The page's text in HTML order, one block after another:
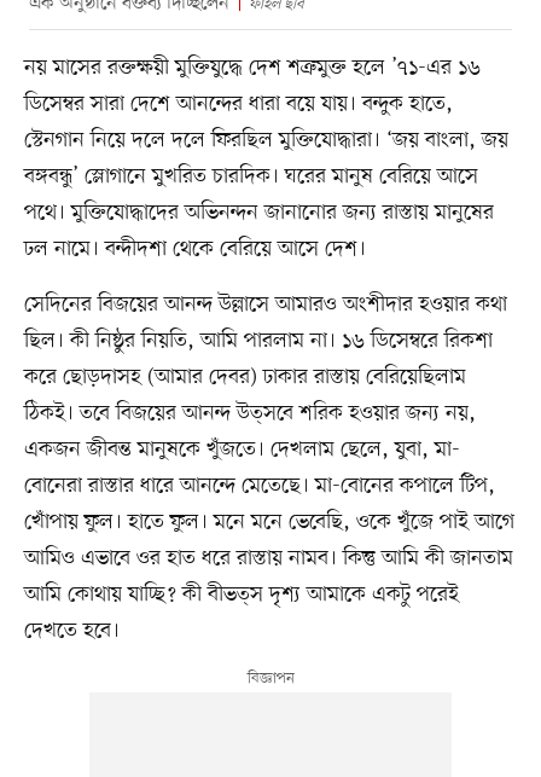
নয় মাসের রক্তক্ষয়ী মুক্তিযুদ্ধে দেশ শত্রুমুক্ত হলে ’৭১-এর ১৬
ডিসেম্বর সারা দেশে আনন্দের ধারা বয়ে যায়। বন্দুক হাতে,
স্টেনগান নিয়ে দলে দলে ফিরছিল মুক্তিযোদ্ধারা। ‘জয় বাংলা, জয়
বঙ্গবন্ধু’ স্লোগানে মুখরিত চারদিক। ঘরের মানুষ বেরিয়ে আসে
পথে। মুক্তিযোদ্ধাদের অভিনন্দন জানানোর জন্য রাস্তায় মানুষের
ঢল নামে। বন্দীদশা থেকে বেরিয়ে আসে দেশ।
সেদিনের বিজয়ের আনন্দ উল্লাসে আমারও অংশীদার হওয়ার কথা
ছিল। কী নিষ্ঠুর নিয়তি, আমি পারলাম না। ১৬ ডিসেম্বরে রিকশা
করে ছোড়দাসহ (আমার দেবর) ঢাকার রাস্তায় বেরিয়েছিলাম
ঠিকই। তবে বিজয়ের আনন্দ উত্সবে শরিক হওয়ার জন্য নয়,
একজন জীবন্ত মানুষকে খুঁজতে। দেখলাম ছেলে, যুবা, মা-
বোনেরা রাস্তার ধারে আনন্দে মেতেছে। মা-বোনের কপালে টিপ,
খোঁপায় ফুল। হাতে ফুল। মনে মনে ভেবেছি, ওকে খুঁজে পাই আগে
আমিও এভাবে ওর হাত ধরে রাস্তায় নামব। কিন্তু আমি কী জানতাম
আমি কোথায় যাচ্ছি? কী বীভত্স দৃশ্য আমাকে একটু পরেই
দেখতে হবে।